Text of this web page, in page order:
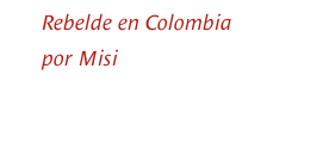
Rebelde en Colombia
por Misi